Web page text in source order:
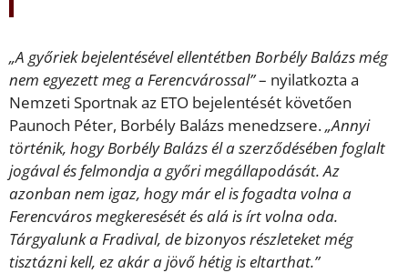
„A győriek bejelentésével ellentétben Borbély Balázs még
nem egyezett meg a Ferencvárossal”– nyilatkozta a
Nemzeti Sportnak az ETO bejelentését követően
Paunoch Péter, Borbély Balázs menedzsere.„Annyi
történik, hogy Borbély Balázs él a szerződésében foglalt
jogával és felmondja a győri megállapodását. Az
azonban nem igaz, hogy már el is fogadta volna a
Ferencváros megkeresését és alá is írt volna oda.
Tárgyalunk a Fradival, de bizonyos részleteket még
tisztázni kell, ez akár a jövő hétig is eltarthat.”